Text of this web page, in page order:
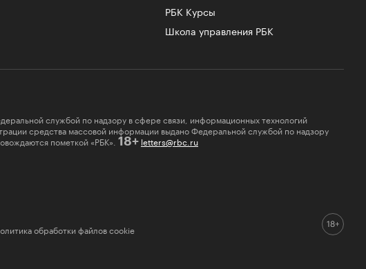
РБК Курсы
Школа управления РБК
службой по надзору в сфере связи, информационных технологий
средства массовой информации выдано Федеральной службой по надзору
пометкой «РБК». 18+ letters@rbc.ru
обработки файлов cookie